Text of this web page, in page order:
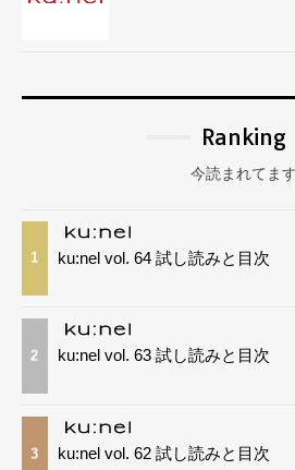
Ranking
今読まれてます
1 ku:nel vol. 64 試し読みと目次
2 ku:nel vol. 63 試し読みと目次
3 ku:nel vol. 62 試し読みと目次